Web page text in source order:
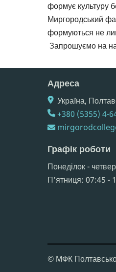
формує культуру
Миргородський
формуються не
Запрошуємо на
Адреса
Україна,
+380 (5355) 4-
Графік роботи
Понеділок -
Пʼятниця: 07:45 -
© МФК